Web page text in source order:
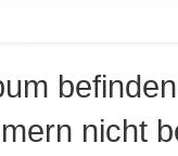
nicht